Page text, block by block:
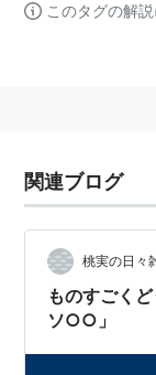
このタグの解
関連ブログ
桃実の日々
ものすごく
ソ○○」